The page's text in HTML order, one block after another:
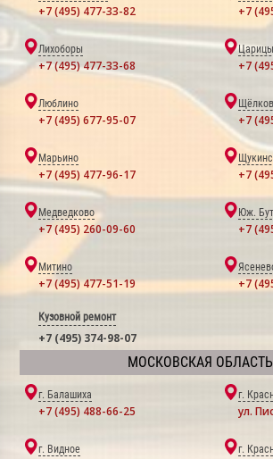
+7 (495) 477-33-82 +7
Лихоборы
+7 (495) 477-33-68 +7
Люблино
+7 (495) 677-95-07 +7
Марьино
+7 (495) 477-96-17 +7
Медведково
+7 (495) 260-09-60
Юж.
+7
Митино
+7 (495) 477-51-19 +7
Кузовной ремонт
+7 (495) 374-98-07
МОСКОВСКАЯ ОБЛАСТЬ
г. Балашиха
+7 (495) 488-66-25
г.
ул.
г. Видное г.